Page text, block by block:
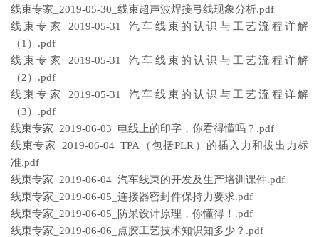
线束专家_2019-05-30_线束超声波焊接弓线现象分析.pdf
线束专家_2019-05-31_汽车线束的认识与工艺流程详解
（1）.pdf
线束专家_2019-05-31_汽车线束的认识与工艺流程详解
（2）.pdf
线束专家_2019-05-31_汽车线束的认识与工艺流程详解
（3）.pdf
线束专家_2019-06-03_电线上的印字，你看得懂吗？.pdf
线束专家_2019-06-04_TPA（包括PLR）的插入力和拔出力标
准.pdf
线束专家_2019-06-04_汽车线束的开发及生产培训课件.pdf
线束专家_2019-06-05_连接器密封件保持力要求.pdf
线束专家_2019-06-05_防呆设计原理，你懂得！.pdf
线束专家_2019-06-06_点胶工艺技术知识知多少？.pdf